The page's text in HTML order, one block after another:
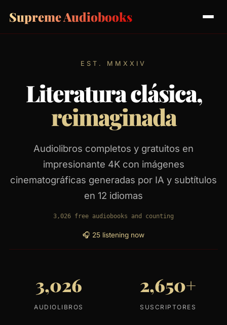
Supreme Audiobooks
EST. MMXXIV
Literatura clásica,
reimaginada
Audiolibros completos y gratuitos en
impresionante 4K con imágenes
cinematográficas generadas por IA y subtítulos
en 12 idiomas
3,026 free audiobooks and counting
🎧 25 listening now
3,026
AUDIOLIBROS
2,650+
SUSCRIPTORES